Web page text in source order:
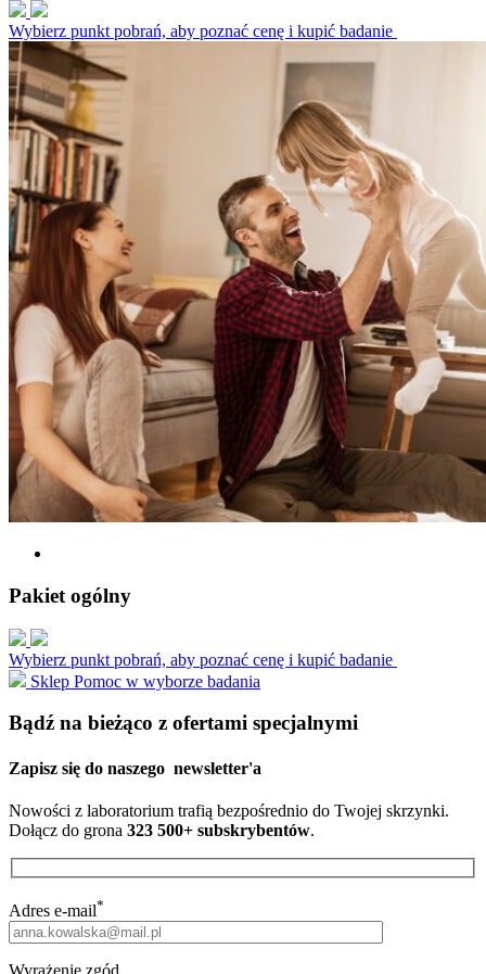
Wybierz punkt pobrań, aby poznać cenę i kupić badanie
Pakiet ogólny
Wybierz punkt pobrań, aby poznać cenę i kupić badanie
Sklep Pomoc w wyborze badania
Bądź na bieżąco z ofertami specjalnymi
Zapisz się do naszego newsletter'a
Nowości z laboratorium trafią bezpośrednio do Twojej skrzynki.
Dołącz do grona 323 500+ subskrybentów.
Adres e-mail*
Wyrażenie zgód